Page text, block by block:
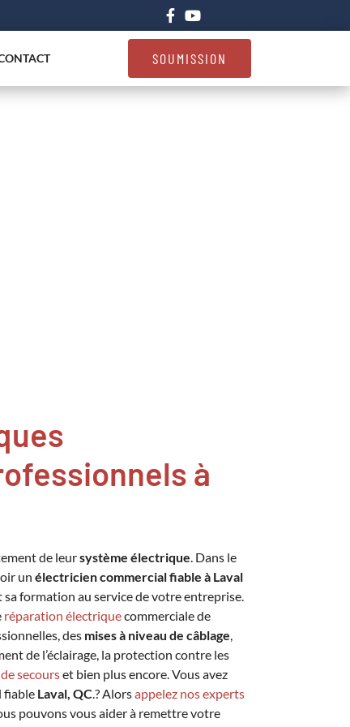
SOUMISSION
à
de leursystème électrique. Dans le
un électricien commercial fiable à Laval
formation au service de votre entreprise.
réparation électriquecommerciale de
des mises à niveau de câblage,
de l’éclairage, la protection contre les
secourset bien plus encore. Vous avez
fiable Laval, QC.? Alorsappelez nos experts
pouvons vous aider à remettre votre